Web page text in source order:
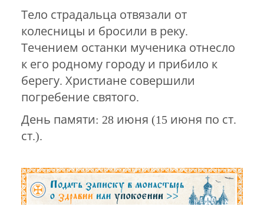
Тело страдальца отвязали от
колесницы и бросили в реку.
Течением останки мученика отнесло
к его родному городу и прибило к
берегу. Христиане совершили
погребение святого.
День памяти: 28 июня (15 июня по ст.
ст.).